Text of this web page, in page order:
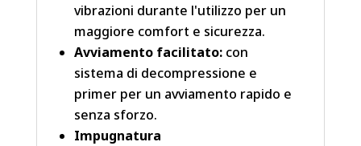
vibrazioni durante l'utilizzo per un
maggiore comfort e sicurezza.
Avviamento facilitato:con
sistema di decompressione e
primer per un avviamento rapido e
senza sforzo.
Impugnatura